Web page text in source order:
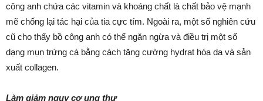
công anh chứa các vitamin và khoáng chất là chất bảo vệ mạnh
mẽ chống lại tác hại của tia cực tím. Ngoài ra, một số nghiên cứu
cũ cho thấy bồ công anh có thể ngăn ngừa và điều trị một số
dạng mụn trứng cá bằng cách tăng cường hydrat hóa da và sản
xuất collagen.
Làm giảm nguy cơ ung thư